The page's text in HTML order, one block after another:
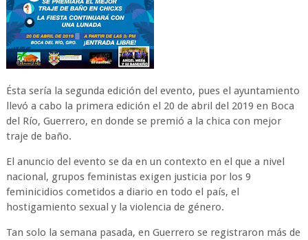
Ésta sería la segunda edición del evento, pues el ayuntamiento
llevó a cabo la primera edición el 20 de abril del 2019 en Boca
del Río, Guerrero, en donde se premió a la chica con mejor
traje de baño.
El anuncio del evento se da en un contexto en el que a nivel
nacional, grupos feministas exigen justicia por los 9
feminicidios cometidos a diario en todo el país, el
hostigamiento sexual y la violencia de género.
Tan solo la semana pasada, en Guerrero se registraron más de